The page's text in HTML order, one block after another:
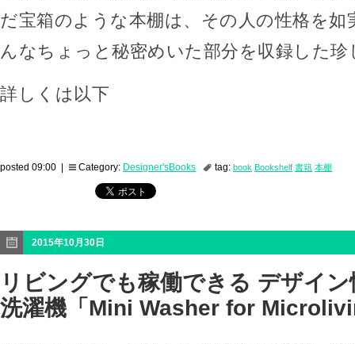
だ宝箱のような本棚は、その人の性格を如
んなちょっと秘密めいた部分を収録した珍
詳しくは以下
posted 09:00 | Category: Designer'sBooks tag: book Bookshelf 書籍 本棚
2015年10月30日
リビングでも稼働できる デザイ
洗濯機「Mini Washer for